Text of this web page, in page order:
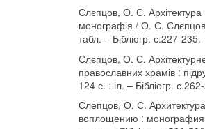
Слєпцов, О. С. Архітектура
монографія / О. С.
табл. – Бібліогр. с.227-235.
Слєпцов, О. С.
православних храмів :
124 с. : іл. – Бібліогр.
Слепцов, О. С.
воплощению :